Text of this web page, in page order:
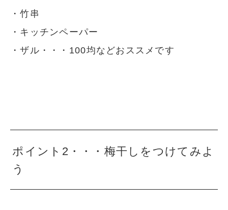
・竹串
・キッチンペーパー
・ザル・・・100均などおススメです
ポイント2・・・梅干しをつけてみよ
う